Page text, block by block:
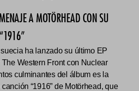
A MOTÖRHEAD CON SU
ha lanzado su último EP
Western Front con Nuclear
culminantes del álbum es la
“1916” de Motörhead, que